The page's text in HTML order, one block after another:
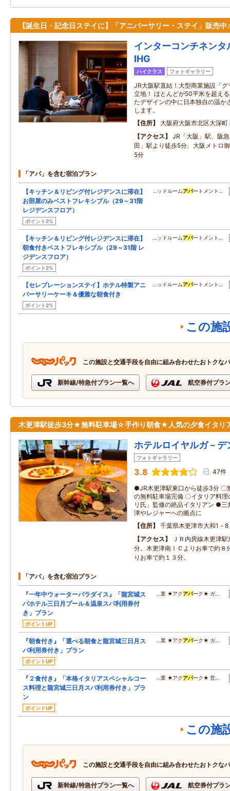
【誕生日・記念日ステイに】「アニバーサリー・ステイ」販売中♪
インターコンチネン
IHG
ハイクラス フォトギャラリー
JR大阪駅直結！大型商業施設「
立地！ ほとんどが50平米を超え
たデザインの中に日本独自の温か
します。
住所
大阪府大阪市北区大深町
アクセス
JR「大阪」駅、阪
田」駅より徒歩5分、大阪メトロ
5分
「アパ」を含む宿泊プラン
【キッチン＆リビング付レジデンスに滞在】
お部屋のみベストフレキシブル（29～31階
レジデンスフロア）
ポイント2%
…ッドルームアパートメント…
【キッチン＆リビング付レジデンスに滞在】
朝食付きベストフレキシブル（29～31階 レ
ジデンスフロア）
ポイント2%
…ッドルームアパートメント…
【セレブレーションステイ】ホテル特製アニ
バーサリーケーキ＆優雅な朝食付き
ポイント2%
…ッドルームアパートメント…
この施
この施設と交通手段を自由に組み合わせたおトクな
新幹線/特急付プラン一覧へ 航空券付プラ
木更津駅徒歩3分★無料駐車場☆手作り朝食★人気の夕食イタリ
ホテルロイヤルガ－デ
フォトギャラリー
3.8 47件
●JR木更津駅東口から徒歩3分
の無料駐車場完備 〇イタリア料
リ氏」監修の絶品イタリアン ●三
津やレジャーへの拠点に
住所
千葉県木更津市大和1－
アクセス
ＪＲ内房線木更津
分。木更津南ＩＣよりお車で約８
りお車で約１３分。
「アパ」を含む宿泊プラン
『一年中ウォーターパラダイス』「龍宮城ス
パホテル三日月プール＆温泉スパ利用券付
き」プラン
ポイントUP
…業 ★アクアパーク★ ガ…
『朝食付き』「選べる朝食と龍宮城三日月ス
パ利用券付き」プラン
ポイントUP
…業 ★アクアパーク★ ガ…
『２食付き』「本格イタリアスペシャルコー
ス料理と龍宮城三日月スパ利用券付き」プラ
ン
ポイントUP
…業 ★アクアパーク★ 営…
この施
この施設と交通手段を自由に組み合わせたおトクな
新幹線/特急付プラン一覧へ 航空券付プラ